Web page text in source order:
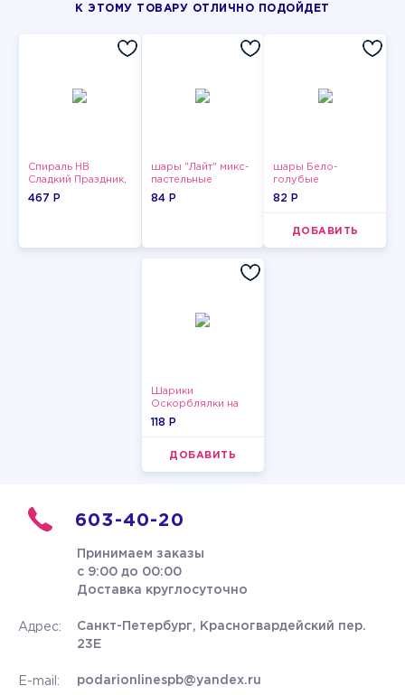
К ЭТОМУ ТОВАРУ ОТЛИЧНО ПОДОЙДЕТ
Спираль HB
Сладкий Праздник,
12 шт.
467 P
шары "Лайт" микс-
пастельные
84 P
шары Бело-
голубые
пастельные
82 P
ДОБАВИТЬ
Шарики
Оскорблялки на
день рождения для
118 P
ДОБАВИТЬ
603-40-20
Принимаем заказы
с 9:00 до 00:00
Доставка круглосуточно
Адрес:
Санкт-Петербург, Красногвардейский пер.
23Е
E-mail: podarionlinespb@yandex.ru